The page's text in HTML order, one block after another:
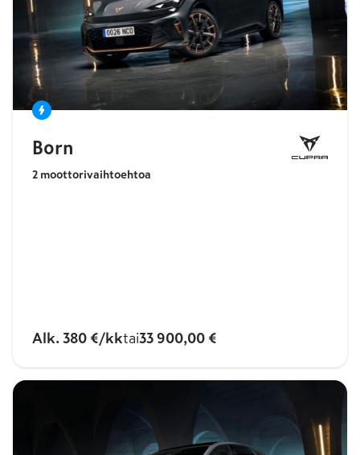
Born
2 moottorivaihtoehtoa
Alk. 380 €/kktai33 900,00 €